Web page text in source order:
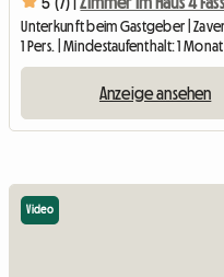
1 Pers. | Mindestaufenthalt: 1 Monat
Anzeige ansehen
Video